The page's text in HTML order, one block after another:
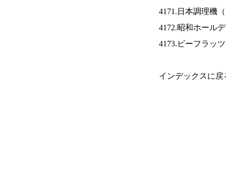
4171.日本調理機（
4172.昭和ホール
4173.ビーフラッ
インデックスに戻